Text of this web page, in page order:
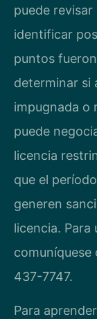
puede
identificar
puntos
determinar si
impugnada o
puede
licencia
que el
generen
licencia. Para
comuníquese
437-7747.
Para